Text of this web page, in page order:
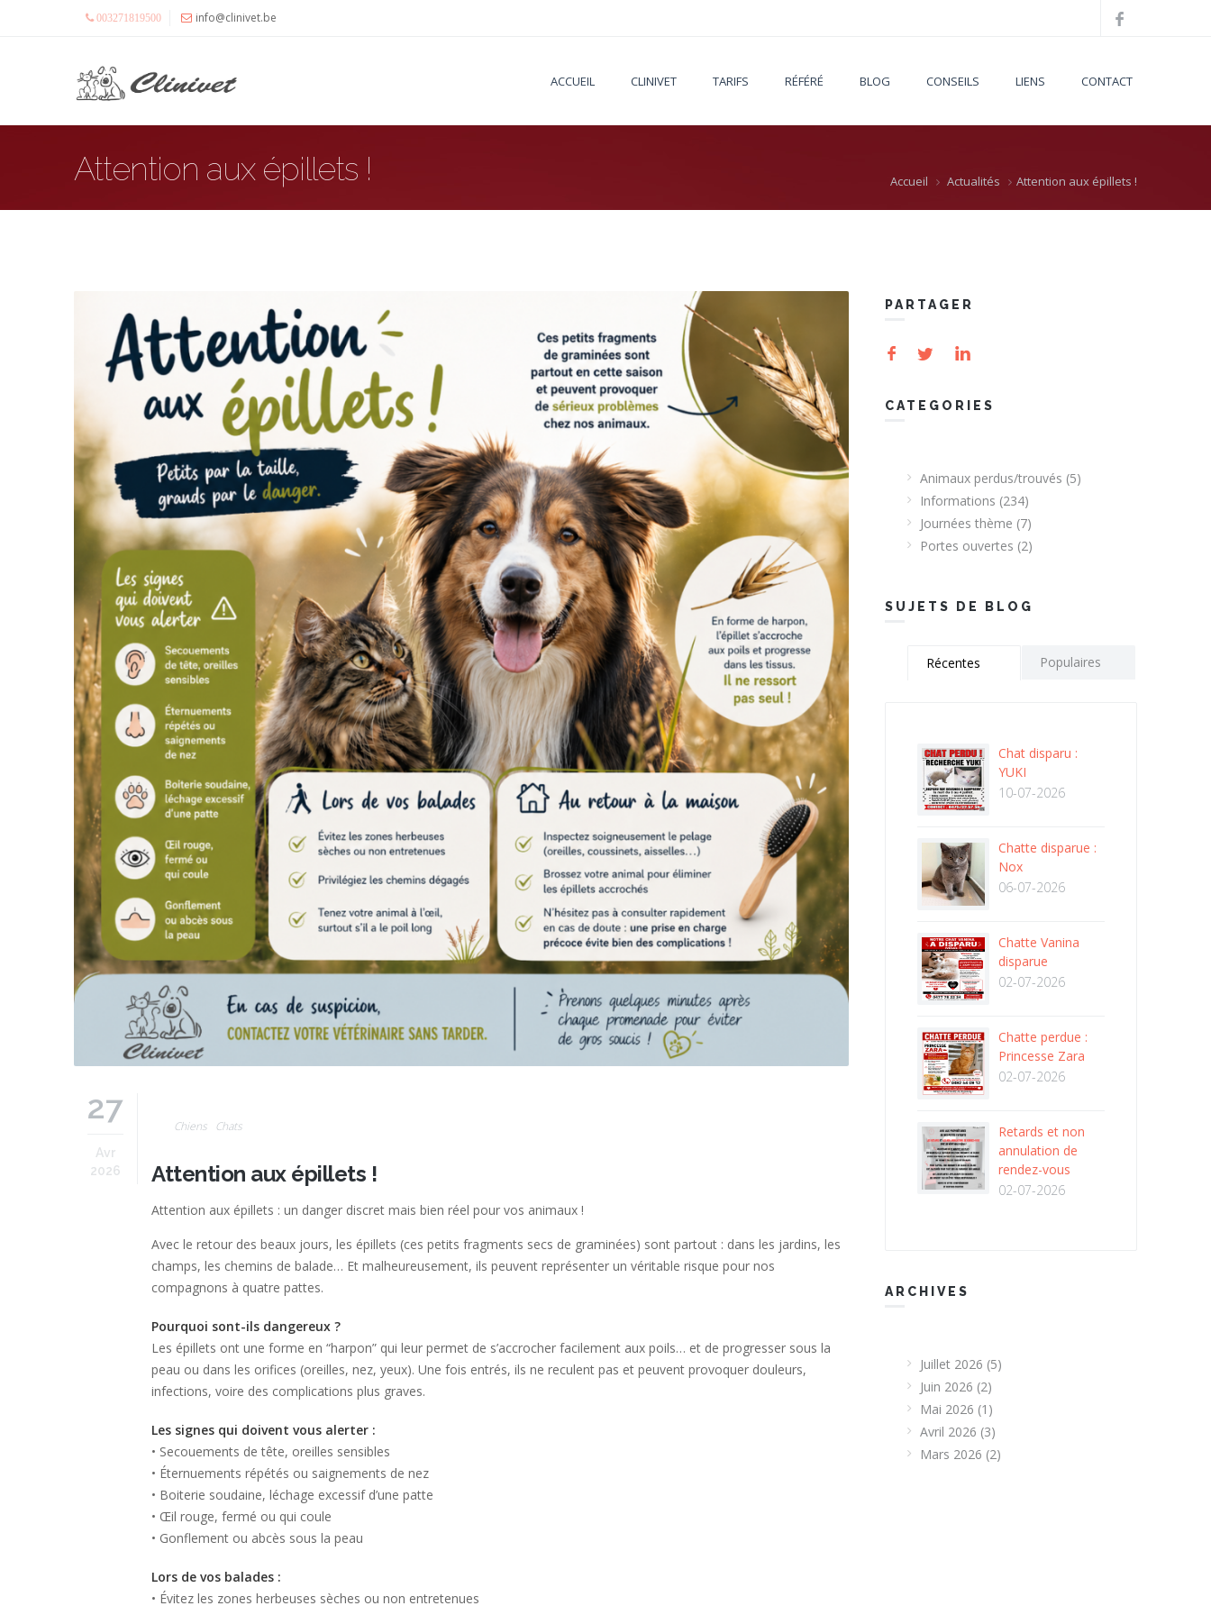
003271819500 info@clinivet.be
ACCUEIL CLINIVET TARIFS RÉFÉRÉ BLOG CONSEILS LIENS CONTACT
Attention aux épillets ! Accueil Actualités Attention aux épillets !
27
Avr
2026
Chiens Chats
Attention aux épillets !
Attention aux épillets : un danger discret mais bien réel pour vos animaux !
Avec le retour des beaux jours, les épillets (ces petits fragments secs de graminées) sont partout : dans les jardins, les
champs, les chemins de balade… Et malheureusement, ils peuvent représenter un véritable risque pour nos
compagnons à quatre pattes.
Pourquoi sont-ils dangereux ?
Les épillets ont une forme en “harpon” qui leur permet de s’accrocher facilement aux poils… et de progresser sous la
peau ou dans les orifices (oreilles, nez, yeux). Une fois entrés, ils ne reculent pas et peuvent provoquer douleurs,
infections, voire des complications plus graves.
Les signes qui doivent vous alerter :
• Secouements de tête, oreilles sensibles
• Éternuements répétés ou saignements de nez
• Boiterie soudaine, léchage excessif d’une patte
• Œil rouge, fermé ou qui coule
• Gonflement ou abcès sous la peau
Lors de vos balades :
• Évitez les zones herbeuses sèches ou non entretenues
PARTAGER
CATEGORIES
Animaux perdus/trouvés (5)
Informations (234)
Journées thème (7)
Portes ouvertes (2)
SUJETS DE BLOG
Récentes Populaires
Chat disparu :
YUKI
10-07-2026
Chatte disparue :
Nox
06-07-2026
Chatte Vanina
disparue
02-07-2026
Chatte perdue :
Princesse Zara
02-07-2026
Retards et non
annulation de
rendez-vous
02-07-2026
ARCHIVES
Juillet 2026 (5)
Juin 2026 (2)
Mai 2026 (1)
Avril 2026 (3)
Mars 2026 (2)